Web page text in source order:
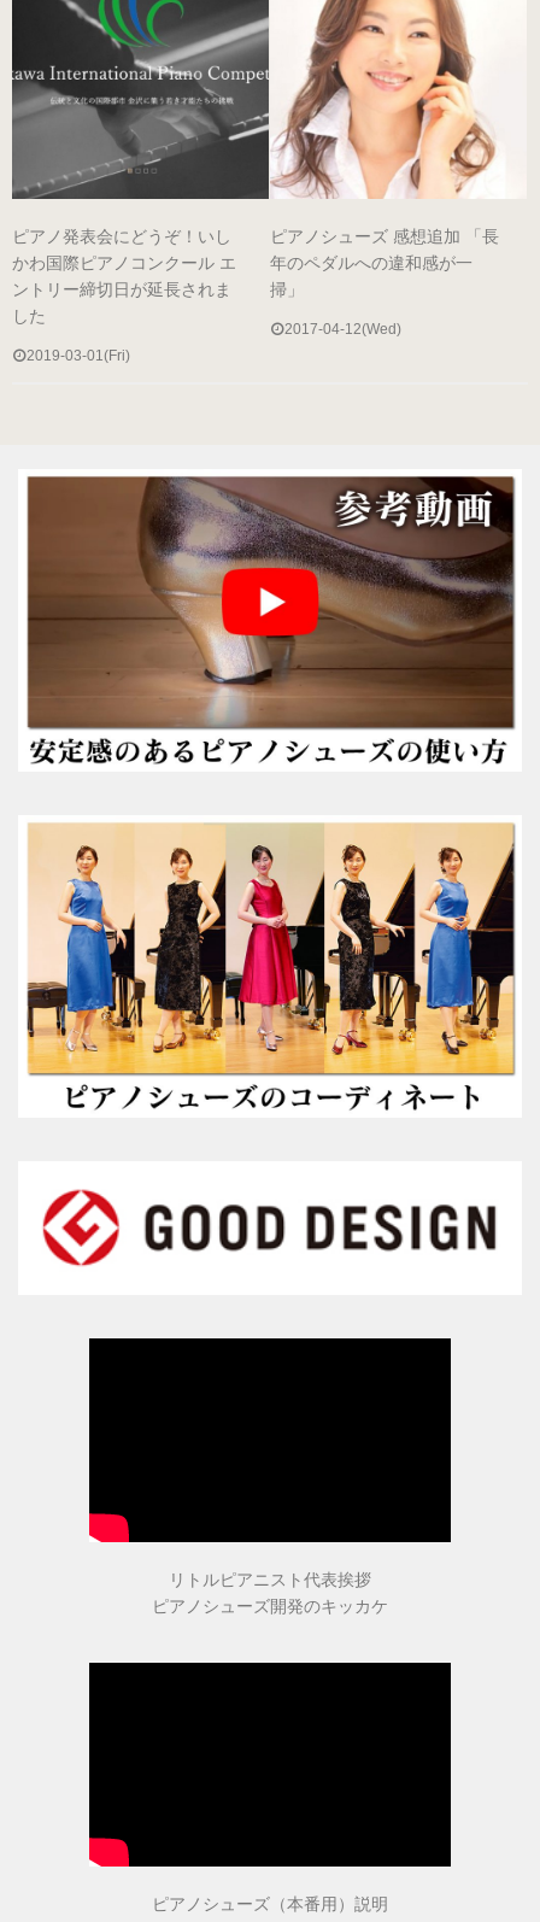
紳士用のピアノシューズ
サイズ表
ピアノシューズについて
コンセプト
絵で見るピアノシューズ
こんなお悩みはありませんか？
ピアニストの声
愛用ピアニストの声１
愛用ピアニストの声２
ピアノシューズ愛用音楽家等
ピアノ発表会にどうぞ！いし
かわ国際ピアノコンクール エ
ントリー締切日が延長されま
した
2019-03-01(Fri)
ピアノシューズ 感想追加 「長
年のペダルへの違和感が一
掃」
2017-04-12(Wed)
リトルピアニスト代表挨拶
ピアノシューズ開発のキッカケ
ピアノシューズ（本番用）説明